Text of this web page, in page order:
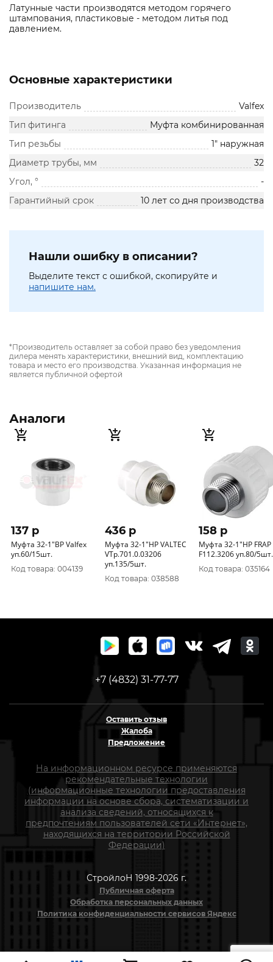
Латунные части производятся методом горячего
штампования, пластиковые - методом литья под
давлением.
Основные характеристики
Производитель
Valfex
Тип фитинга
Муфта комбинированная
Тип резьбы
1" наружная
Диаметр трубы, мм
32
Угол, °
-
Гарантийный срок
10 лет со дня производства
Нашли ошибку в описании?
Выделите текст с ошибкой, скопируйте и
напишите нам.
*Производитель оставляет за собой право без уведомления
дилера менять характеристики, внешний вид, комплектацию
товара и место его производства. Указанная информация не
является публичной офертой
Аналоги
137 p
Муфта 32-1"ВР Valfex
уп.60/15шт.
Код товара: 004139
436 p
Муфта 32-1"НР VALTEC
VTp.701.0.03206
уп.135/5шт.
Код товара: 038588
158 p
Муфта 32-1"НР FRAP
F112.3206 уп.80/5шт.
Код товара: 035164
+7 (4832) 31-77-77
Оставить отзыв
Жалоба
Предложение
На информационном ресурсе применяются
рекомендательные технологии
(информационные технологии предоставления
информации на основе сбора, систематизации и
анализа сведений, относящихся к
предпочтениям пользователей сети «Интернет»,
находящихся на территории Российской
Федерации)
СтройлоН 1998-2026 г.
Публичная оферта
Обработка персональных данных
Политика конфиденциальности сервисов Яндекс